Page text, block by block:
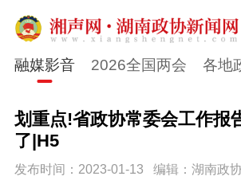
融媒影音 2026全国两会 各地
划重点!省政协常委会工作报
了|H5
发布时间：2023-01-13 编辑：湖南政